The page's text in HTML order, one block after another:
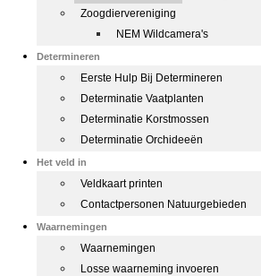
Zoogdiervereniging
NEM Wildcamera's
Determineren
Eerste Hulp Bij Determineren
Determinatie Vaatplanten
Determinatie Korstmossen
Determinatie Orchideeën
Het veld in
Veldkaart printen
Contactpersonen Natuurgebieden
Waarnemingen
Waarnemingen
Losse waarneming invoeren